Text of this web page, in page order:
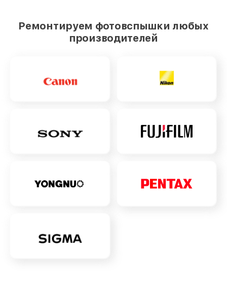
Ремонтируем фотовспышки любых
производителей